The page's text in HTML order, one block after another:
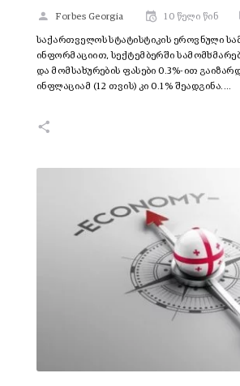
Forbes Georgia 10 წელი წინ
საქართველოს სტატისტიკის ეროვნული
ინფორმაციით, სექტემბერში
და მომსახურების ფასები 0.3%-ით
ინფლაციამ (12 თვის) კი 0.1% შეადგინა.…